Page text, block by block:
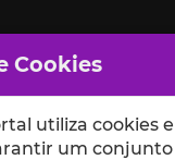
Cookies
utiliza cookies
um conjunto